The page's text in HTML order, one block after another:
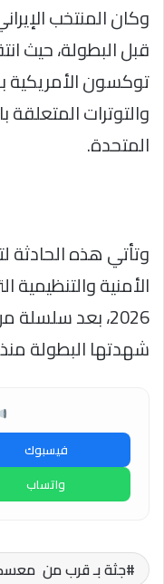
وكان المنتخب
قبل البطولة، حيث
توكسون
والتوترات المتعلقة
المتحدة.
وتأتي هذه الحادثة
الأمنية
2026، بعد
شهدتها البطولة منذ
فيسبوك
واتساب
جثة بـ قرب من معسكر